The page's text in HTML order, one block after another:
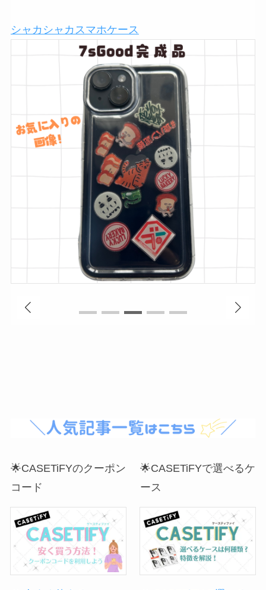
シャカシャカスマホケース
🌟CASETiFYのクーポン
コード
🌟CASETiFYで選べるケ
ース